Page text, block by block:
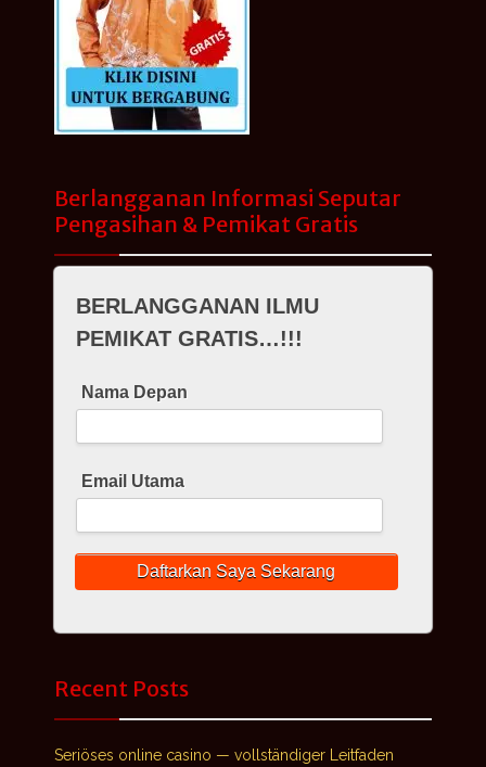
Berlangganan Informasi Seputar
Pengasihan & Pemikat Gratis
BERLANGGANAN ILMU
PEMIKAT GRATIS…!!!
Nama Depan
Email Utama
Recent Posts
Seriöses online casino — vollständiger Leitfaden